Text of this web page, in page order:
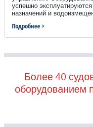
успешно
назначений и
Подробнее >
Более 40